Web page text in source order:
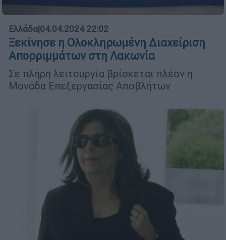
Ελλάδα|04.04.2024 22:02
Ξεκίνησε η Ολοκληρωμένη Διαχείριση
Απορριμμάτων στη Λακωνία
Σε πλήρη λειτουργία βρίσκεται πλέον η
Μονάδα Επεξεργασίας Αποβλήτων